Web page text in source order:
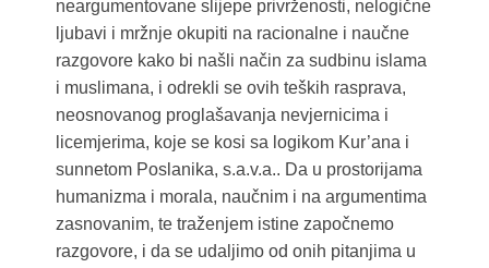
neargumentovane slijepe privrženosti, nelogične
ljubavi i mržnje okupiti na racionalne i naučne
razgovore kako bi našli način za sudbinu islama
i muslimana, i odrekli se ovih teških rasprava,
neosnovanog proglašavanja nevjernicima i
licemjerima, koje se kosi sa logikom Kur’ana i
sunnetom Poslanika, s.a.v.a.. Da u prostorijama
humanizma i morala, naučnim i na argumentima
zasnovanim, te traženjem istine započnemo
razgovore, i da se udaljimo od onih pitanjima u